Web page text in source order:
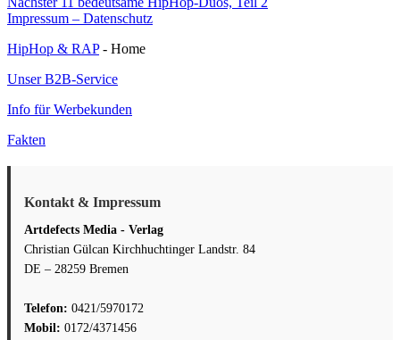
Beitrag:
Impressum – Datenschutz
HipHop & RAP- Home
Unser B2B-Service
Info für Werbekunden
Fakten
Kontakt & Impressum
Artdefects Media - Verlag
Christian Gülcan Kirchhuchtinger Landstr. 84
DE – 28259 Bremen
Telefon: 0421/5970172
Mobil: 0172/4371456